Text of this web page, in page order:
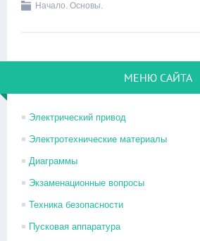
Начало. Основы.
МЕНЮ САЙТА
Электрический привод
Электротехнические материалы
Диаграммы
Экзаменационные вопросы
Техника безопасности
Пусковая аппаратура